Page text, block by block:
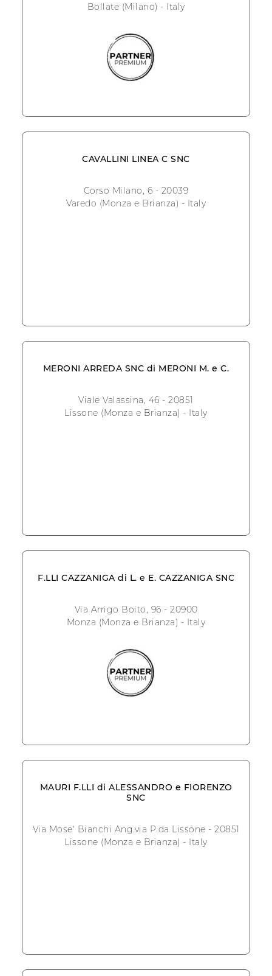
Bollate (Milano) - Italy
CAVALLINI LINEA C SNC
Corso Milano, 6 - 20039
Varedo (Monza e Brianza) - Italy
MERONI ARREDA SNC di MERONI M. e C.
Viale Valassina, 46 - 20851
Lissone (Monza e Brianza) - Italy
F.LLI CAZZANIGA di L. e E. CAZZANIGA SNC
Via Arrigo Boito, 96 - 20900
Monza (Monza e Brianza) - Italy
MAURI F.LLI di ALESSANDRO e FIORENZO
SNC
Via Mose' Bianchi Ang.via P.da Lissone - 20851
Lissone (Monza e Brianza) - Italy